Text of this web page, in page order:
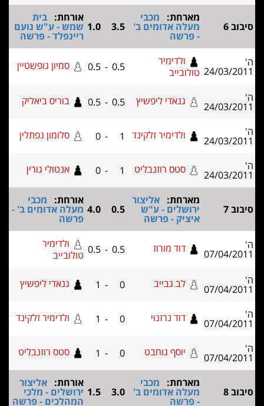
6
מארחת:מכבי
מעלה אדומים ב'
- פרשה
3.5
1.0
אורחת:בית
שמש - ע"ש נועם
ריינפלד - פרשה
24/03/
ולדימיר
טולובייב
-
0.5 סמיון גופשטיין
24/03/ גנאדי ליפשיץ 0.5
-
0.5 בוריס ביאליק
24/03/ ולדימיר זלקינד 1 סלומון נפתלין
24/03/ סטס רוזנבליט 1 אנטולי גורין
7
מארחת:אליצור
ירושלים - ע"ש
איציק - פרשה
0.5
4.0
אורחת:מכבי
מעלה אדומים ב' -
פרשה
07/04/ דוד מורוז -
0.5
ולדימיר
טולובייב
07/04/ לב גבייב - גנאדי ליפשיץ
07/04/ דוד נרזנוי - ולדימיר זלקינד
07/04/ יוסף גוחבט - סטס רוזנבליט
8
מארחת:מכבי
מעלה אדומים ב'
- פרשה
3.0
1.5
אורחת:אליצור
ירושלים - מלכי
המהלכים - פרשה